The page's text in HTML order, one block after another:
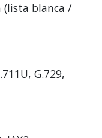
(lista blanca /
G.729,